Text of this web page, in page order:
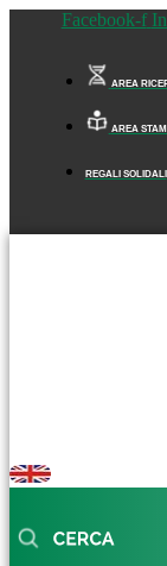
Facebook-f
AREA
AREA
REGALI SOLIDALI